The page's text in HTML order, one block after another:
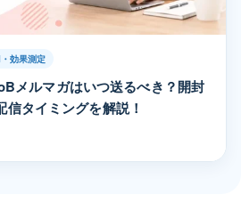
効果測定
メルマガはいつ送るべき？開封
タイミングを解説！